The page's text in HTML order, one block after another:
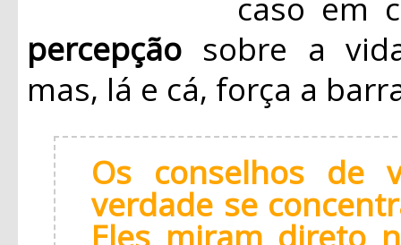
percepção sobre a
mas, lá e cá, força a
Os conselhos de
verdade se
Eles miram direto